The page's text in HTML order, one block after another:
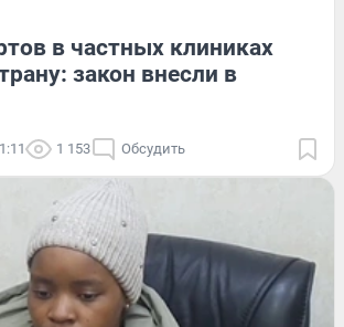
в частных клиниках
закон внесли в
1 153 Обсудить